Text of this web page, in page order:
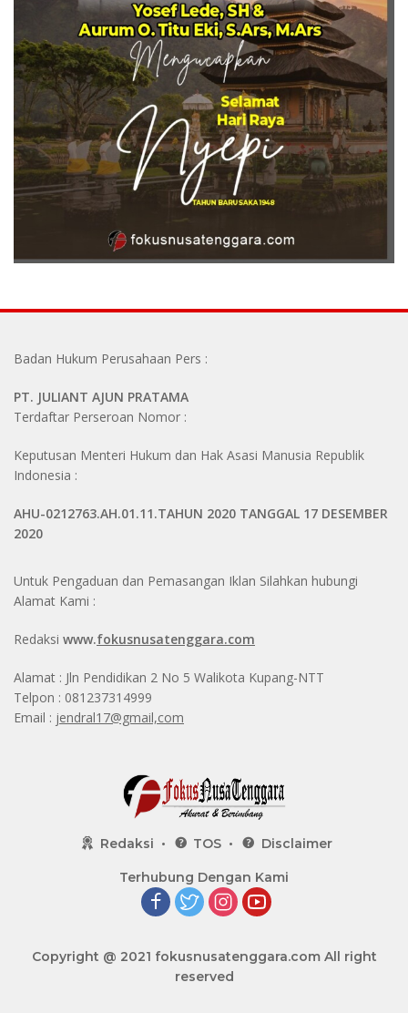
Badan Hukum Perusahaan Pers :
PT. JULIANT AJUN PRATAMA
Terdaftar Perseroan Nomor :
Keputusan Menteri Hukum dan Hak Asasi Manusia Republik
Indonesia :
AHU-0212763.AH.01.11.TAHUN 2020 TANGGAL 17 DESEMBER
2020
Untuk Pengaduan dan Pemasangan Iklan Silahkan hubungi
Alamat Kami :
Redaksi www.fokusnusatenggara.com
Alamat : Jln Pendidikan 2 No 5 Walikota Kupang-NTT
Telpon : 081237314999
Email : jendral17@gmail,com
Redaksi TOS Disclaimer
Terhubung Dengan Kami
Copyright @ 2021 fokusnusatenggara.comAll right
reserved